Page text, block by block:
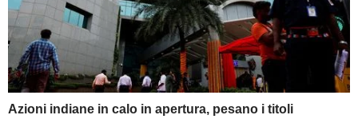
Azioni indiane in calo in apertura, pesano i titoli